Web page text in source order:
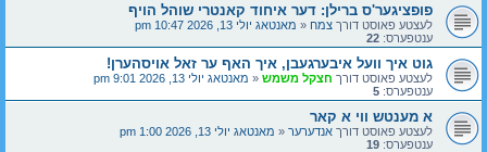
פופציגער'ס ברילן: דער איחוד קאנטרי שוהל הויף
לעצטע פאוסט דורך צמח « מאנטאג יולי 13, 2026 10:47 pm
ענטפערס: 22
גוט איך וועל איבערגעבן, איך האף ער זאל אויסהערן!
לעצטע פאוסט דורך חצקל משמש « מאנטאג יולי 13, 2026 9:01 pm
ענטפערס: 5
א מענטש ווי א קאר
לעצטע פאוסט דורך אנדערער « מאנטאג יולי 13, 2026 1:00 pm
ענטפערס: 19